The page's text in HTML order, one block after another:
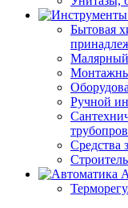
Бытовая
Ручной
Средства